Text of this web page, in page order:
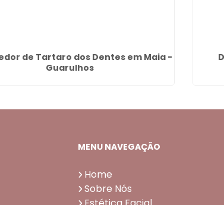
de Tartaro dos Dentes em Maia -
Guarulhos
MENU NAVEGAÇÃO
Home
Sobre Nós